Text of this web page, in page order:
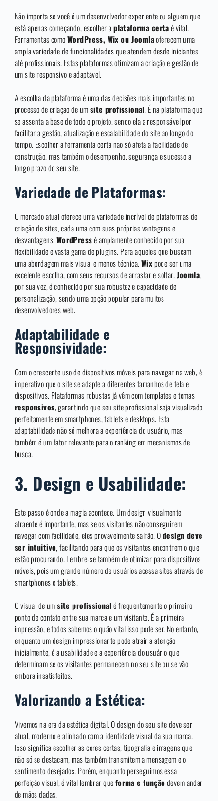
Não importa se você é um desenvolvedor experiente ou alguém que
está apenas começando, escolher aplataforma certaé vital.
Ferramentas comoWordPress, Wix ou Joomlaoferecem uma
ampla variedade de funcionalidades que atendem desde iniciantes
até profissionais. Estas plataformas otimizam a criação e gestão de
um site responsivo e adaptável.
A escolha da plataforma é uma das decisões mais importantes no
processo de criação de umsite profissional. É na plataforma que
se assenta a base de todo o projeto, sendo ela a responsável por
facilitar a gestão, atualização e escalabilidade do site ao longo do
tempo. Escolher a ferramenta certa não só afeta a facilidade de
construção, mas também o desempenho, segurança e sucesso a
longo prazo do seu site.
Variedade de Plataformas:
O mercado atual oferece uma variedade incrível de plataformas de
criação de sites, cada uma com suas próprias vantagens e
desvantagens.WordPressé amplamente conhecido por sua
flexibilidade e vasta gama de plugins. Para aqueles que buscam
uma abordagem mais visual e menos técnica,Wixpode ser uma
excelente escolha, com seus recursos de arrastar e soltar.Joomla,
por sua vez, é conhecido por sua robustez e capacidade de
personalização, sendo uma opção popular para muitos
desenvolvedores web.
Adaptabilidade e
Responsividade:
Com o crescente uso de dispositivos móveis para navegar na web, é
imperativo que o site se adapte a diferentes tamanhos de tela e
dispositivos. Plataformas robustas já vêm com templates e temas
responsivos, garantindo que seu site profissional seja visualizado
perfeitamente em smartphones, tablets e desktops. Esta
adaptabilidade não só melhora a experiência do usuário, mas
também é um fator relevante para o ranking em mecanismos de
busca.
3. Design e Usabilidade:
Este passo é onde a magia acontece. Um design visualmente
atraente é importante, mas se os visitantes não conseguirem
navegar com facilidade, eles provavelmente sairão. Odesign deve
ser intuitivo, facilitando para que os visitantes encontrem o que
estão procurando. Lembre-se também de otimizar para dispositivos
móveis, pois um grande número de usuários acessa sites através de
smartphones e tablets.
O visual de umsite profissionalé frequentemente o primeiro
ponto de contato entre sua marca e um visitante. É a primeira
impressão, e todos sabemos o quão vital isso pode ser. No entanto,
enquanto um design impressionante pode atrair a atenção
inicialmente, é a usabilidade e a experiência do usuário que
determinam se os visitantes permanecem no seu site ou se vão
embora insatisfeitos.
Valorizando a Estética:
Vivemos na era da estética digital. O design do seu site deve ser
atual, moderno e alinhado com a identidade visual da sua marca.
Isso significa escolher as cores certas, tipografia e imagens que
não só se destacam, mas também transmitem a mensagem e o
sentimento desejados. Porém, enquanto perseguimos essa
perfeição visual, é vital lembrar queforma e funçãodevem andar
de mãos dadas.